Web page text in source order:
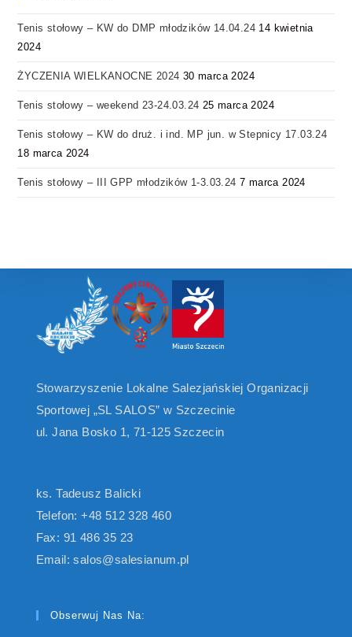
Tenis stołowy – KW do DMP młodzików 14.04.24 14 kwietnia
2024
ŻYCZENIA WIELKANOCNE 2024 30 marca 2024
Tenis stołowy – weekend 23-24.03.24 25 marca 2024
Tenis stołowy – KW do druż. i ind. MP jun. w Stepnicy 17.03.24
18 marca 2024
Tenis stołowy – III GPP młodzików 1-3.03.24 7 marca 2024
Stowarzyszenie Lokalne Salezjańskiej Organizacji
Sportowej „SL SALOS” w Szczecinie
ul. Jana Bosko 1, 71-125 Szczecin
ks. Tadeusz Balicki
Telefon: +48 512 328 460
Fax: 91 486 35 23
Email: salos@salesianum.pl
Obserwuj Nas Na: